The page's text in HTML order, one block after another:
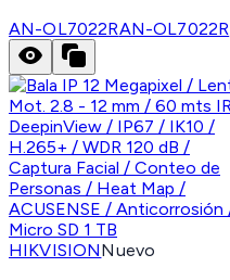
AN-OL7022RAN-OL7022R
HIKVISIONNuevo